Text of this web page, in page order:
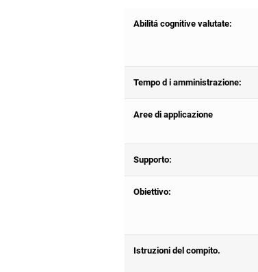
Abilitá cognitive valutate:
Tempo d i amministrazione:
Aree di applicazione
Supporto:
Obiettivo:
Istruzioni del compito.